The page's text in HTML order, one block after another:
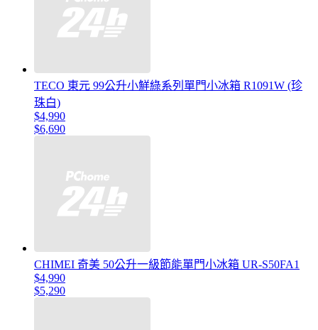
TECO 東元 99公升小鮮綠系列單門小冰箱 R1091W (珍
珠白)
$4,990
$6,690
CHIMEI 奇美 50公升一級節能單門小冰箱 UR-S50FA1
$4,990
$5,290